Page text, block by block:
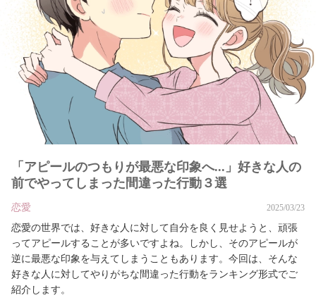
恋愛
「アピールのつもりが最悪な印象へ...」好きな人の
前でやってしまった間違った行動３選
恋愛 2025/03/23
恋愛の世界では、好きな人に対して自分を良く見せようと、頑張
ってアピールすることが多いですよね。しかし、そのアピールが
逆に最悪な印象を与えてしまうこともあります。今回は、そんな
好きな人に対してやりがちな間違った行動をランキング形式でご
紹介します。